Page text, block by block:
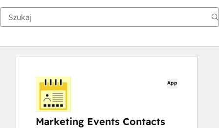
App
Marketing Events Contacts